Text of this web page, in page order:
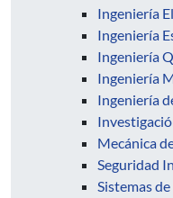
Ingeniería
Ingeniería
Ingeniería
Ingeniería
Ingeniería
Mecánica
Seguridad
Sistemas